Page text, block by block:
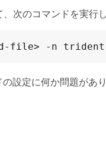
次のコマンドを実行し
file> -n trident
設定に何か問題があ